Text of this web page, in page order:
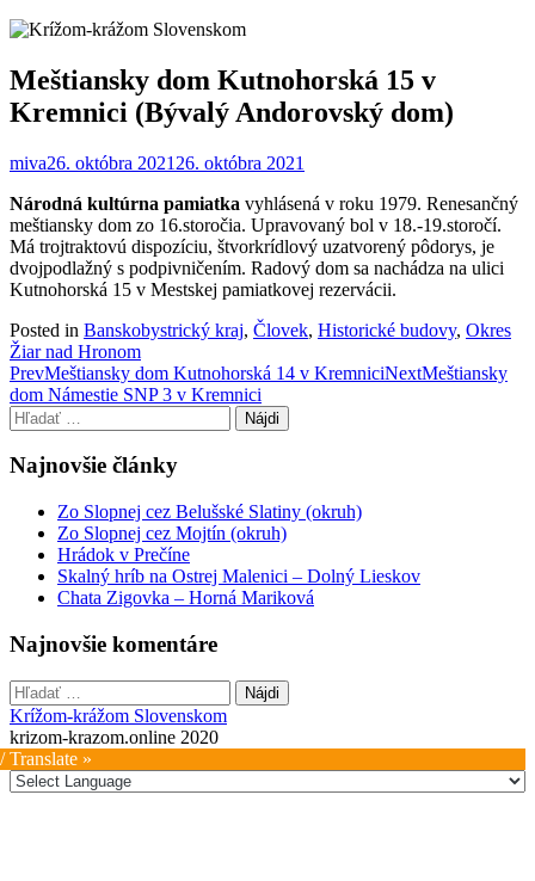
Meštiansky dom Kutnohorská 15 v
Kremnici (Bývalý Andorovský dom)
miva26. októbra 2021 26. októbra 2021
Národná kultúrna pamiatka vyhlásená v roku 1979. Renesančný
meštiansky dom zo 16.storočia. Upravovaný bol v 18.-19.storočí.
Má trojtraktovú dispozíciu, štvorkrídlový uzatvorený pôdorys, je
dvojpodlažný s podpivničením. Radový dom sa nachádza na ulici
Kutnohorská 15 v Mestskej pamiatkovej rezervácii.
Posted in Banskobystrický kraj, Človek, Historické budovy, Okres
Žiar nad Hronom
Post
navigation
PrevMeštiansky dom Kutnohorská 14 v KremniciNextMeštiansky
dom Námestie SNP 3 v Kremnici
Hľadať:
Najnovšie články
Zo Slopnej cez Belušské Slatiny (okruh)
Zo Slopnej cez Mojtín (okruh)
Hrádok v Prečíne
Skalný hríb na Ostrej Malenici – Dolný Lieskov
Chata Zigovka – Horná Mariková
Najnovšie komentáre
Hľadať:
Krížom-krážom Slovenskom
krizom-krazom.online 2020
Translate »